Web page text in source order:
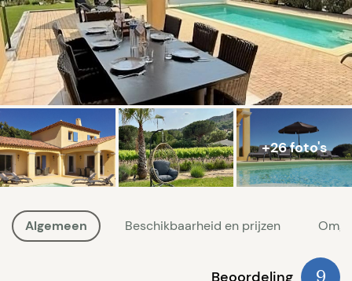
+26 foto's
Algemeen Beschikbaarheid en prijzen
Beoordeling 9